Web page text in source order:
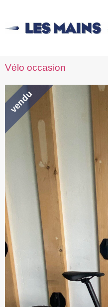
Vélo occasion
vendu